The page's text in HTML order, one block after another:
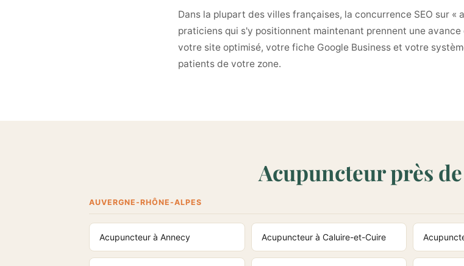
Dans la plupart des villes françaises, la concurrence SEO sur
praticiens qui s'y positionnent maintenant prennent une
votre site optimisé, votre fiche Google Business et votre
patients de votre zone.
Acupuncteur près
AUVERGNE-RHÔNE-ALPES
Acupuncteur à Annecy Acupuncteur à Caluire-et-Cuire